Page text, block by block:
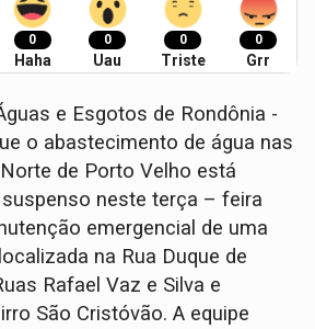
0
Haha
0
Uau
0
Triste
0
Grr
e Esgotos de Rondônia -
o abastecimento de água nas
de Porto Velho está
neste terça – feira
emergencial de uma
na Rua Duque de
Rafael Vaz e Silva e
São Cristóvão. A equipe